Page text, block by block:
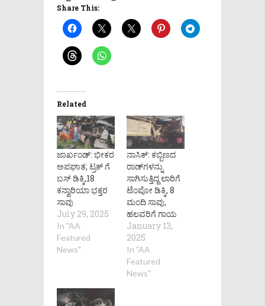
Share This:
Related
ಜಾರ್ಖಂಡ್: ಭೀಕರ
ಅಪಘಾತ; ಟ್ರಕ್ ಗೆ
ಬಸ್ ಡಿಕ್ಕಿ,18
ಕನ್ವಾರಿಯಾ ಭಕ್ತರ
ಸಾವು
July 29, 2025
In "AA
Featured
News"
ನಾಸಿಕ್: ಕಬ್ಬಿಣದ
ರಾಡ್​ಗಳನ್ನು
ಸಾಗಿಸುತ್ತಿದ್ದ ಲಾರಿಗೆ
ಟೆಂಪೋ ಡಿಕ್ಕಿ, 8
ಮಂದಿ ಸಾವು,
ಹಲವರಿಗೆ ಗಾಯ
January 13,
2025
In "AA
Featured
News"